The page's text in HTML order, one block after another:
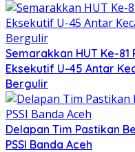
Semarakkan HUT Ke-81
Eksekutif U-45 Antar
Bergulir
Delapan Tim Pastikan
PSSI Banda Aceh